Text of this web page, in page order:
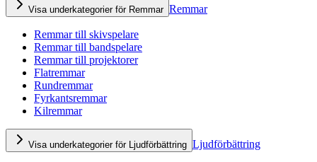
Visa underkategorier för Remmar Remmar
Remmar till skivspelare
Remmar till bandspelare
Remmar till projektorer
Flatremmar
Rundremmar
Fyrkantsremmar
Kilremmar
Visa underkategorier för Ljudförbättring Ljudförbättring